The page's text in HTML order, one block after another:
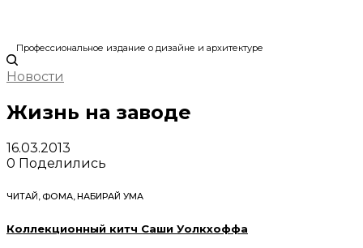
Профессиональное издание о дизайне и архитектуре
Новости
Жизнь на заводе
16.03.2013
0 Поделились
ЧИТАЙ, ФОМА, НАБИРАЙ УМА
Коллекционный китч Саши Уолкхоффа